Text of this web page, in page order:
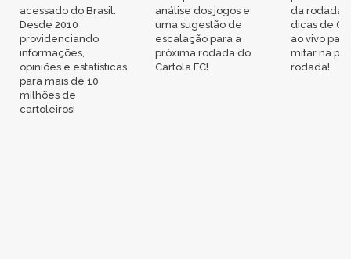
acessado do Brasil.
Desde 2010
providenciando
informações,
opiniões e estatísticas
para mais de 10
milhões de
cartoleiros!
análise dos jogos e
uma sugestão de
escalação para a
próxima rodada do
Cartola FC!
da rodada,
dicas de
ao vivo
mitar na
rodada!